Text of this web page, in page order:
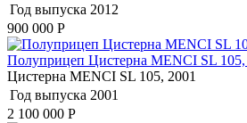
Год выпуска 2012
900 000 Р
Полуприцеп Цистерна MENCI SL 105,
Цистерна MENCI SL 105, 2001
Год выпуска 2001
2 100 000 Р